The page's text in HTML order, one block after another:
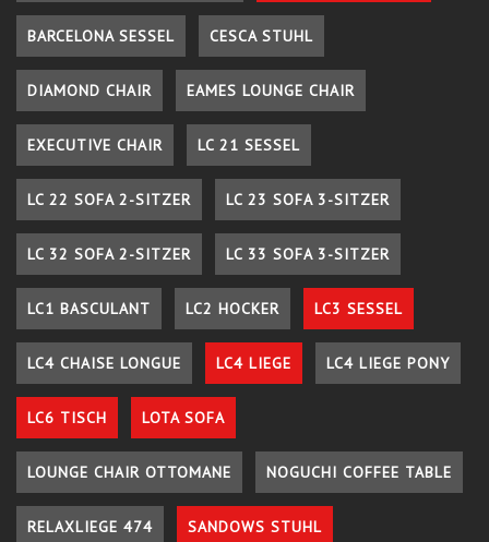
BARCELONA SESSEL CESCA STUHL
DIAMOND CHAIR EAMES LOUNGE CHAIR
EXECUTIVE CHAIR LC 21 SESSEL
LC 22 SOFA 2-SITZER LC 23 SOFA 3-SITZER
LC 32 SOFA 2-SITZER LC 33 SOFA 3-SITZER
LC1 BASCULANT LC2 HOCKER LC3 SESSEL
LC4 CHAISE LONGUE LC4 LIEGE LC4 LIEGE PONY
LC6 TISCH LOTA SOFA
LOUNGE CHAIR OTTOMANE NOGUCHI COFFEE TABLE
RELAXLIEGE 474 SANDOWS STUHL